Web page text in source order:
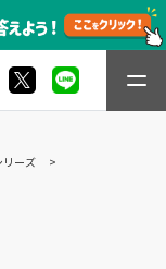
リーズ